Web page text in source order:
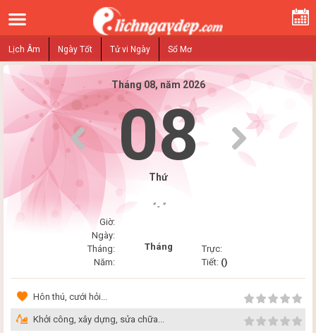
Lịch Âm Ngày Tốt Tử vi Ngày Sổ Mơ
Tháng 08, năm 2026
08
Thứ
" - "
Giờ:
Ngày:
Tháng:
Năm:
Tháng
Trực:
Tiết: ()
Hôn thú, cưới hỏi...
Khởi công, xây dựng, sửa chữa...